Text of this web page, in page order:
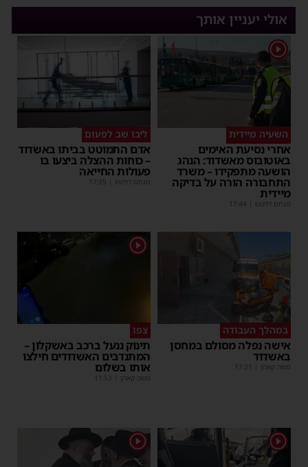
אולי יעניין אותך
1
השעיה מיידית
אחרי נסיעת האימים
באוטובוס מאשדוד: הנהג
הושעה מתפקידו – משרד
התחבורה הורה על בדיקה
מיידית
מנחם דויטש 17:44
ליבו שב לפעום
אדם התמוטט בביתו באשדוד
– כוחות ההצלה ביצעו בו
פעולות החייאה
מנחם דויטש 17:35
במהלך העבודה
אישה נפלה מסולם במחסן
באשדוד
משה קאהן 17:31
1
צפו
תינוק ננעל ברכב באשקלון –
המתנדבים האשדודים חילצו
אותו בשלום
משה קאהן 11:53
1
1